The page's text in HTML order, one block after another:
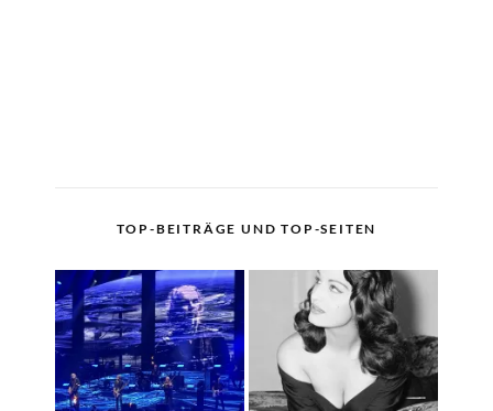
TOP-BEITRÄGE UND TOP-SEITEN